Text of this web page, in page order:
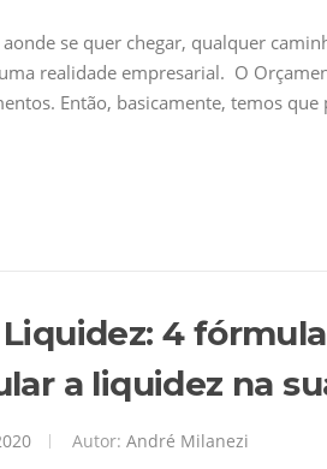
se quer chegar, qualquer
realidade empresarial. O
Então, basicamente, temos
4
a liquidez na
Autor: André Milanezi